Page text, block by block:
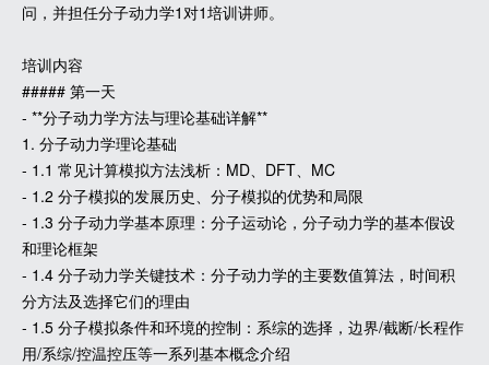
问，并担任分子动力学1对1培训讲师。
培训内容
##### 第一天
- **分子动力学方法与理论基础详解**
1. 分子动力学理论基础
- 1.1 常见计算模拟方法浅析：MD、DFT、MC
- 1.2 分子模拟的发展历史、分子模拟的优势和局限
- 1.3 分子动力学基本原理：分子运动论，分子动力学的基本假设
和理论框架
- 1.4 分子动力学关键技术：分子动力学的主要数值算法，时间积
分方法及选择它们的理由
- 1.5 分子模拟条件和环境的控制：系综的选择，边界/截断/长程作
用/系综/控温控压等一系列基本概念介绍